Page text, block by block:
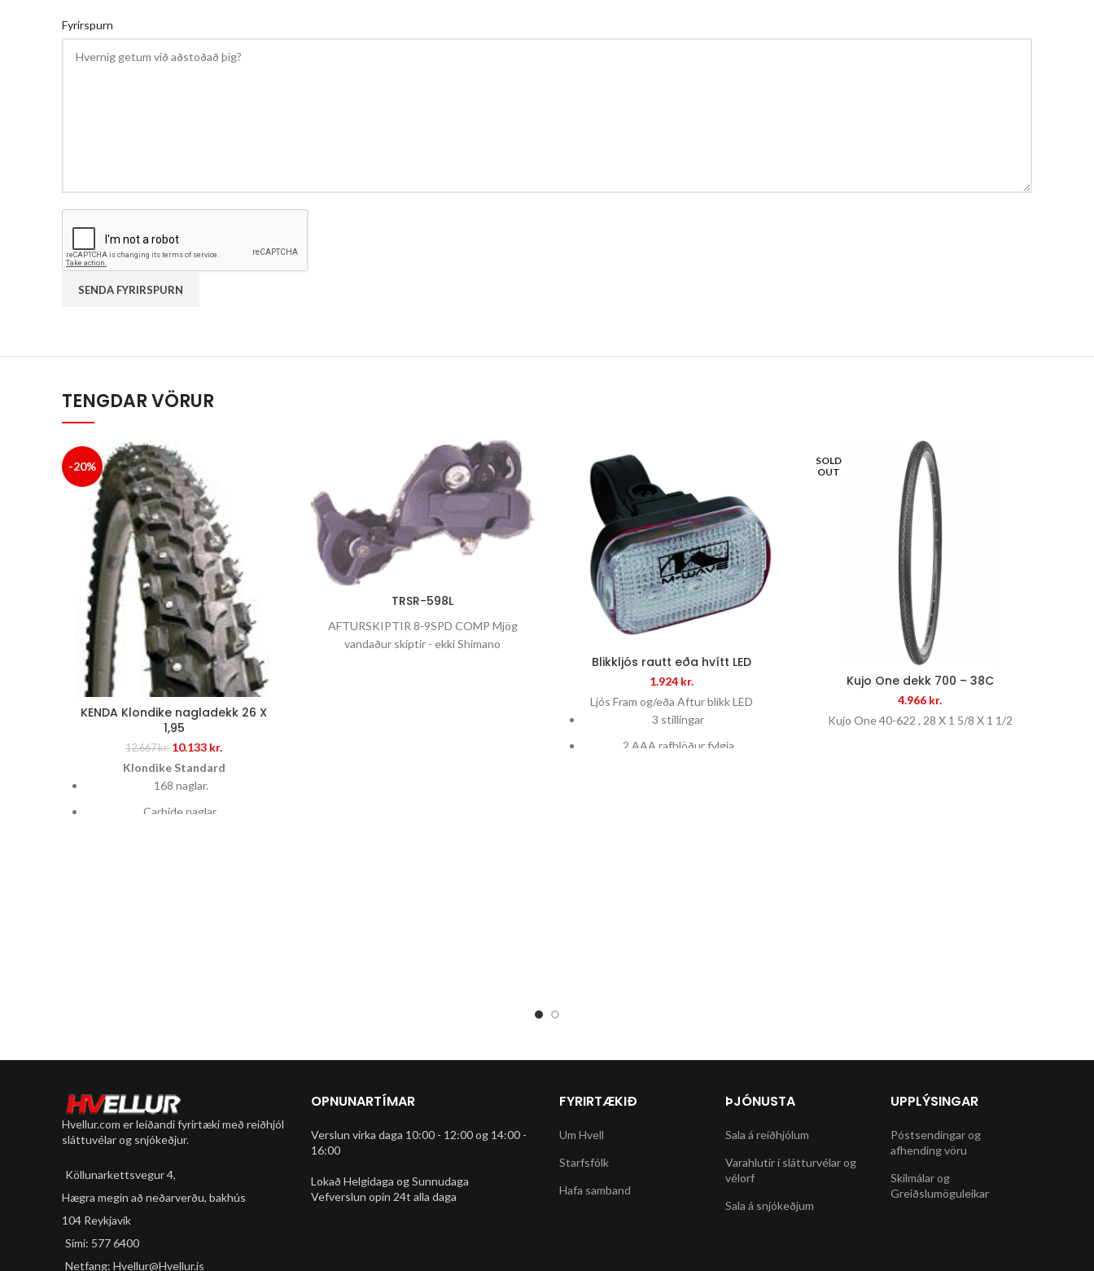
Fyrirspurn
TENGDAR VÖRUR
-20%
KENDA Klondike nagladekk 26 X
1,95
12.667kr. Original
price
was:
12.667 kr..
10.133 kr.Current
price
is:
Klondike Standard
168 naglar.
Carbide naglar.
TRSR-598L
AFTURSKIPTIR 8-9SPD COMP Mjög
vandaður skiptir - ekki Shimano
Blikkljós rautt eða hvítt LED
1.924 kr.
Ljós Fram og/eða Aftur blikk LED
3 stillingar
2 AAA rafhlöður fylgja
SOLD
OUT
Kujo One dekk 700 – 38C
4.966 kr.
Kujo One 40-622 , 28 X 1 5/8 X 1 1/2
Hvellur.com er leiðandi fyrirtæki með reiðhjól
sláttuvélar og snjókeðjur.
Köllunarkettsvegur 4,
Hægra megin að neðarverðu, bakhús
104 Reykjavík
Sími: 577 6400
Netfang: Hvellur@Hvellur.is
OPNUNARTÍMAR
Verslun virka daga 10:00 - 12:00 og 14:00 -
16:00
Lokað Helgidaga og Sunnudaga
Vefverslun opin 24t alla daga
FYRIRTÆKIÐ
Um Hvell
Starfsfólk
Hafa samband
ÞJÓNUSTA
Sala á reiðhjólum
Varahlutir í slátturvélar og
vélorf
Sala á snjókeðjum
UPPLÝSINGAR
Póstsendingar og
afhending vöru
Skilmálar og
Greiðslumöguleikar